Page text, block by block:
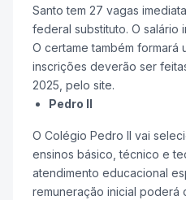
Santo tem 27 vagas
federal substituto. O salário
O certame também formará
inscrições deverão ser
2025, pelo site.
Pedro II
O Colégio Pedro II vai
ensinos básico, técnico e
atendimento educacional
remuneração inicial poderá